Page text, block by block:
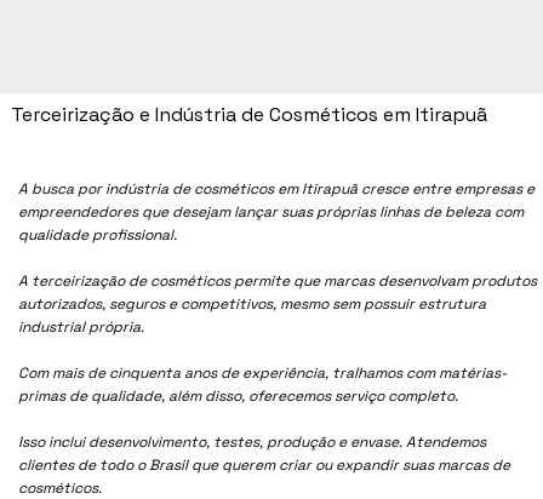
A busca por indústria de cosméticos emItirapuã cresce entre empresas e
empreendedores que desejam lançar suas próprias linhas de beleza com
qualidade profissional.
A terceirização de cosméticos permite que marcas desenvolvam produtos
autorizados, seguros e competitivos, mesmo sem possuir estrutura
industrial própria.
Com mais de cinquenta anos de experiência, tralhamos com matérias-
primas de qualidade, além disso, oferecemos serviço completo.
Isso inclui desenvolvimento, testes, produção e envase. Atendemos
clientes de todo o Brasil que querem criar ou expandir suas marcas de
cosméticos.
Terceirização e Indústria de Cosméticos em Itirapuã